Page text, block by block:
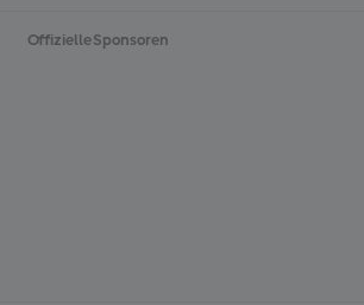
Offizielle Sponsoren